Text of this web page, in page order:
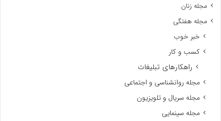
مجله زنان
مجله هفتگی
خبر خوب
کسب و کار
راهکارهای تبلیغات
مجله روانشناسی و اجتماعی
مجله سریال و تلویزیون
مجله سینمایی